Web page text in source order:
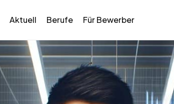
Aktuell Berufe Für Bewerber